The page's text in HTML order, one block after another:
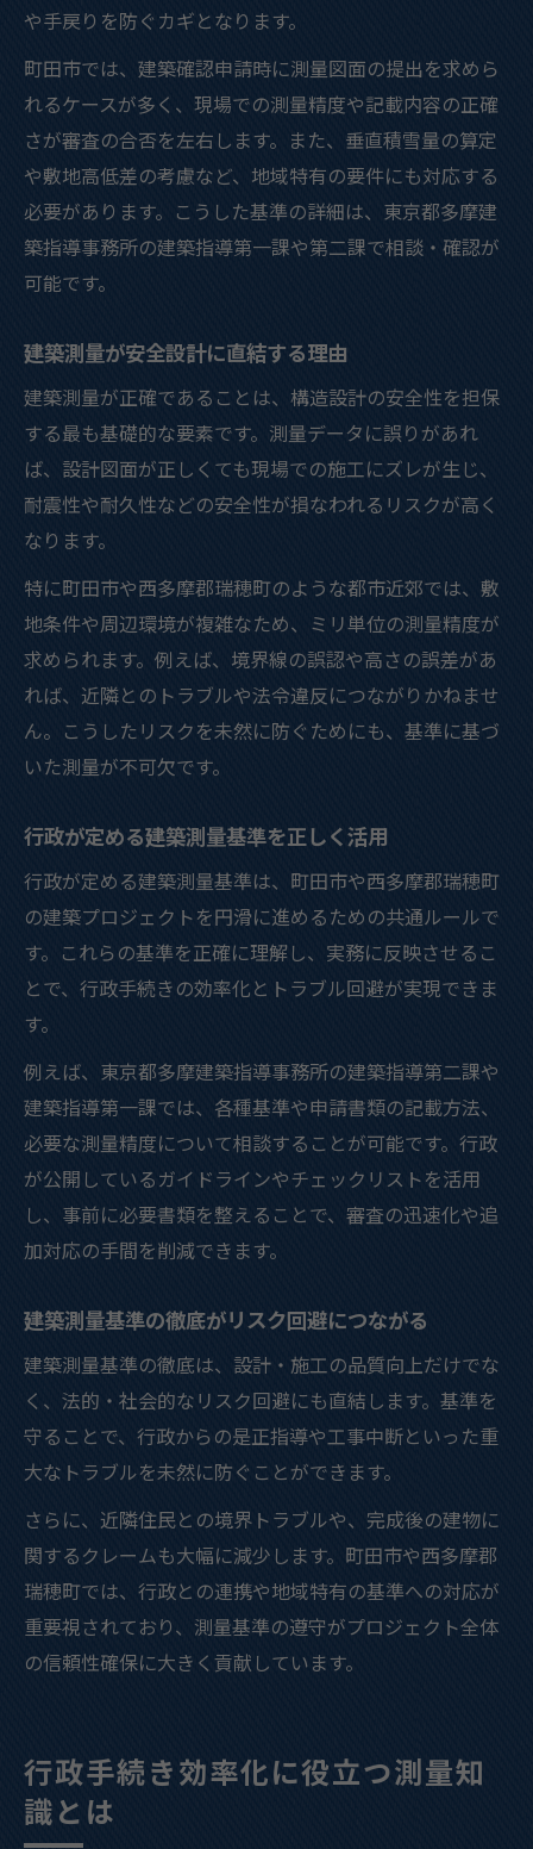
や手戻りを防ぐカギとなります。
町田市では、建築確認申請時に測量図面の提出を求めら
れるケースが多く、現場での測量精度や記載内容の正確
さが審査の合否を左右します。また、垂直積雪量の算定
や敷地高低差の考慮など、地域特有の要件にも対応する
必要があります。こうした基準の詳細は、東京都多摩建
築指導事務所の建築指導第一課や第二課で相談・確認が
可能です。
建築測量が安全設計に直結する理由
建築測量が正確であることは、構造設計の安全性を担保
する最も基礎的な要素です。測量データに誤りがあれ
ば、設計図面が正しくても現場での施工にズレが生じ、
耐震性や耐久性などの安全性が損なわれるリスクが高く
なります。
特に町田市や西多摩郡瑞穂町のような都市近郊では、敷
地条件や周辺環境が複雑なため、ミリ単位の測量精度が
求められます。例えば、境界線の誤認や高さの誤差があ
れば、近隣とのトラブルや法令違反につながりかねませ
ん。こうしたリスクを未然に防ぐためにも、基準に基づ
いた測量が不可欠です。
行政が定める建築測量基準を正しく活用
行政が定める建築測量基準は、町田市や西多摩郡瑞穂町
の建築プロジェクトを円滑に進めるための共通ルールで
す。これらの基準を正確に理解し、実務に反映させるこ
とで、行政手続きの効率化とトラブル回避が実現できま
す。
例えば、東京都多摩建築指導事務所の建築指導第二課や
建築指導第一課では、各種基準や申請書類の記載方法、
必要な測量精度について相談することが可能です。行政
が公開しているガイドラインやチェックリストを活用
し、事前に必要書類を整えることで、審査の迅速化や追
加対応の手間を削減できます。
建築測量基準の徹底がリスク回避につながる
建築測量基準の徹底は、設計・施工の品質向上だけでな
く、法的・社会的なリスク回避にも直結します。基準を
守ることで、行政からの是正指導や工事中断といった重
大なトラブルを未然に防ぐことができます。
さらに、近隣住民との境界トラブルや、完成後の建物に
関するクレームも大幅に減少します。町田市や西多摩郡
瑞穂町では、行政との連携や地域特有の基準への対応が
重要視されており、測量基準の遵守がプロジェクト全体
の信頼性確保に大きく貢献しています。
行政手続き効率化に役立つ測量知
識とは